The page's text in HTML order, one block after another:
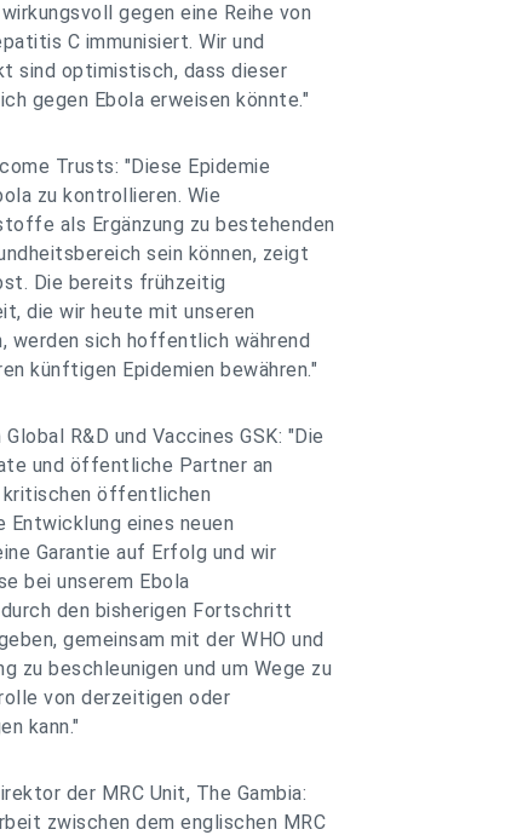
gegen eine Reihe von
C immunisiert. Wir und
sind optimistisch, dass dieser
gegen Ebola erweisen könnte."
Trusts: "Diese Epidemie
zu kontrollieren. Wie
als Ergänzung zu bestehenden
sein können, zeigt
Die bereits frühzeitig
die wir heute mit unseren
werden sich hoffentlich während
künftigen Epidemien bewähren."
R&D und Vaccines GSK: "Die
und öffentliche Partner an
kritischen öffentlichen
Entwicklung eines neuen
Garantie auf Erfolg und wir
bei unserem Ebola
den bisherigen Fortschritt
gemeinsam mit der WHO und
zu beschleunigen und um Wege zu
von derzeitigen oder
kann."
der MRC Unit, The Gambia:
zwischen dem englischen MRC